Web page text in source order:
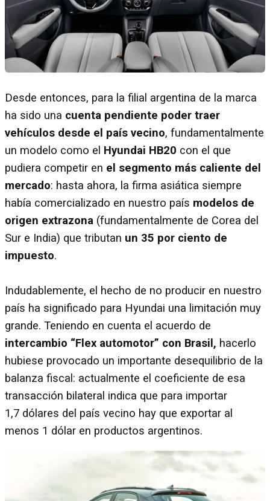
Desde entonces, para la filial argentina de la marca
ha sido una cuenta pendiente poder traer
vehículos desde el país vecino, fundamentalmente
un modelo como el Hyundai HB20 con el que
pudiera competir en el segmento más caliente del
mercado: hasta ahora, la firma asiática siempre
había comercializado en nuestro país modelos de
origen extrazona (fundamentalmente de Corea del
Sur e India) que tributan un 35 por ciento de
impuesto.
Indudablemente, el hecho de no producir en nuestro
país ha significado para Hyundai una limitación muy
grande. Teniendo en cuenta el acuerdo de
intercambio “Flex automotor” con Brasil, hacerlo
hubiese provocado un importante desequilibrio de la
balanza fiscal: actualmente el coeficiente de esa
transacción bilateral indica que para importar
1,7 dólares del país vecino hay que exportar al
menos 1 dólar en productos argentinos.